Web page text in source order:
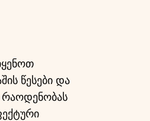
წესები და
რაოდენობას